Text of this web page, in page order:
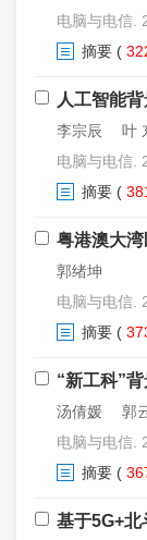
电脑与电信.
摘要 (
人工智能
李宗辰 叶
电脑与电信.
摘要 (
粤港澳大
郭绪坤
电脑与电信.
摘要 (
“新工科”
汤倩媛 郭
电脑与电信.
摘要 (
基于5G+北